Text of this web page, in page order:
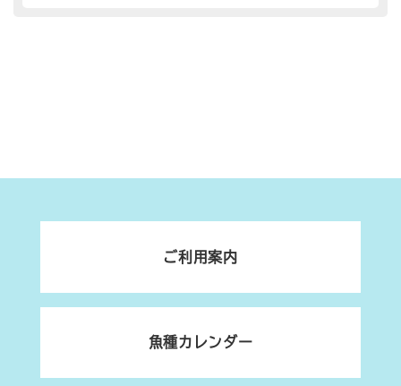
ご利用案内
魚種カレンダー